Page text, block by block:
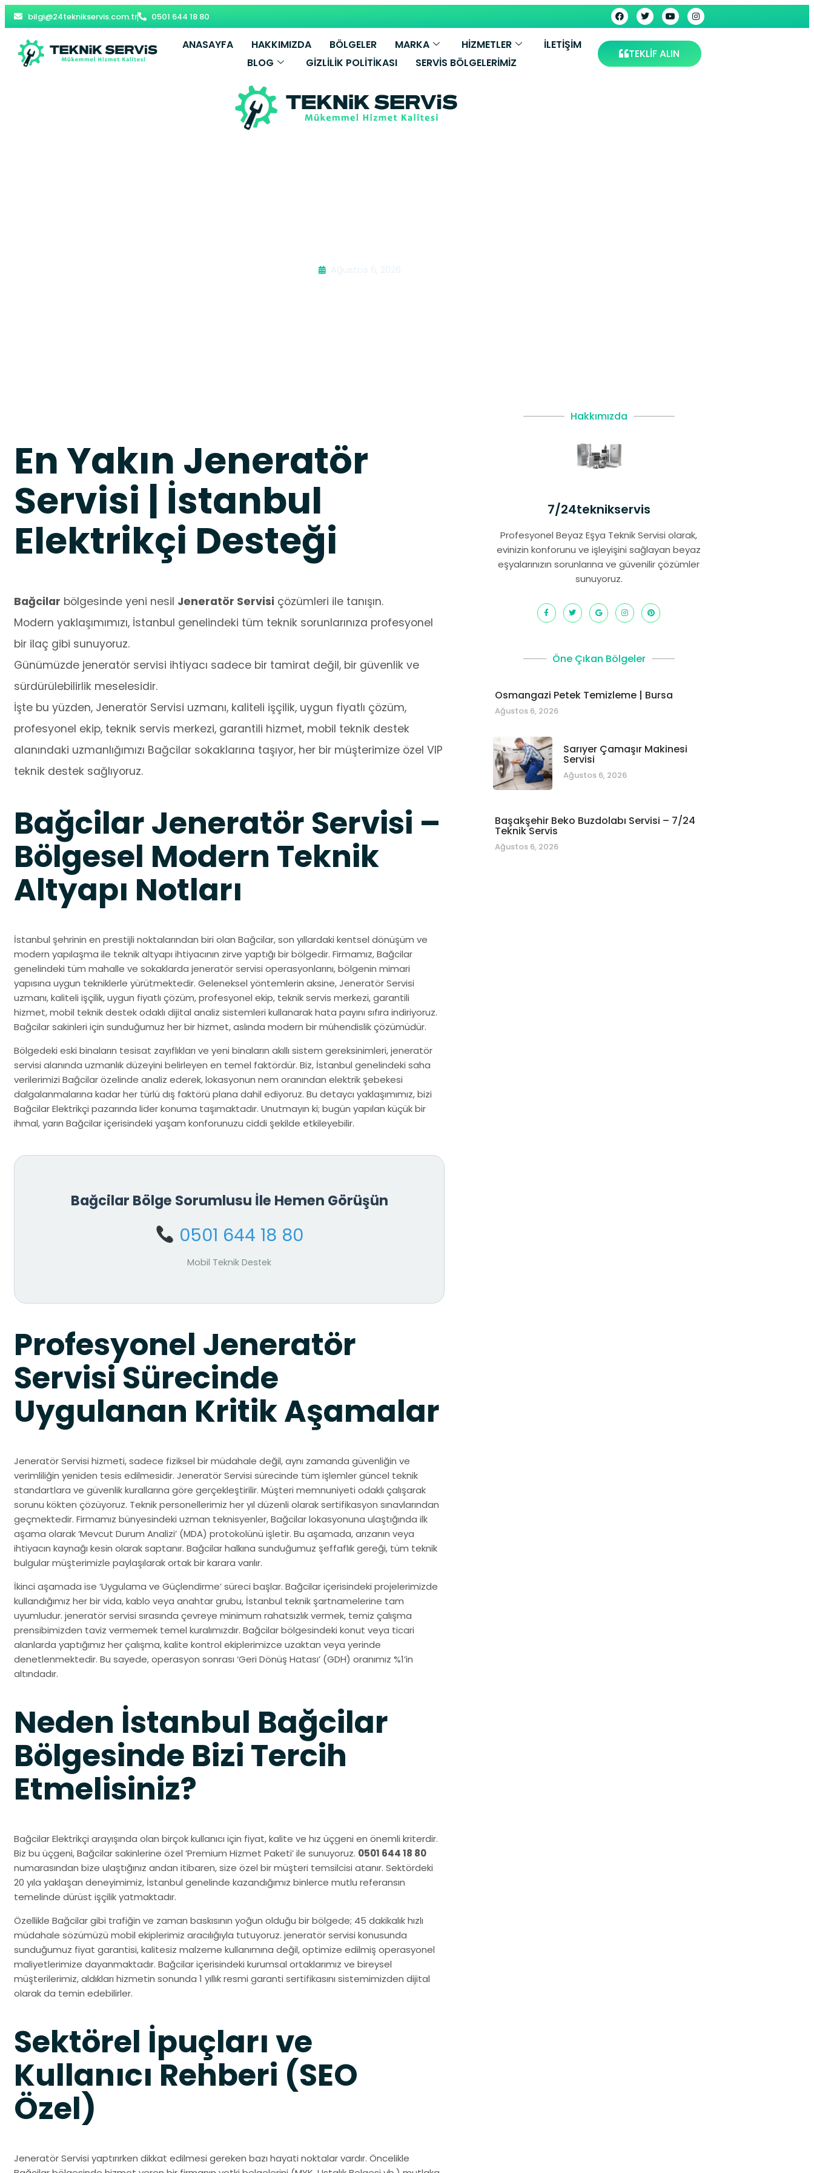
bilgi@24teknikservis.com.tr 0501 644 18 80
ANASAYFA HAKKIMIZDA BÖLGELER MARKA HİZMETLER
İLETIŞIM
BLOG
GIZLILIK POLITIKASI SERVIS BÖLGELERIMIZ
TEKLİF ALIN
Ağustos 6, 2026
En Yakın Jeneratör
Servisi | İstanbul
Elektrikçi Desteği
Bağcilar bölgesinde yeni nesil Jeneratör Servisi çözümleri ile tanışın.
Modern yaklaşımımızı, İstanbul genelindeki tüm teknik sorunlarınıza profesyonel
bir ilaç gibi sunuyoruz.
Günümüzde jeneratör servisi ihtiyacı sadece bir tamirat değil, bir güvenlik ve
sürdürülebilirlik meselesidir.
İşte bu yüzden, Jeneratör Servisi uzmanı, kaliteli işçilik, uygun fiyatlı çözüm,
profesyonel ekip, teknik servis merkezi, garantili hizmet, mobil teknik destek
alanındaki uzmanlığımızı Bağcilar sokaklarına taşıyor, her bir müşterimize özel VIP
teknik destek sağlıyoruz.
Bağcilar Jeneratör Servisi –
Bölgesel Modern Teknik
Altyapı Notları
İstanbul şehrinin en prestijli noktalarından biri olan Bağcilar, son yıllardaki kentsel dönüşüm ve
modern yapılaşma ile teknik altyapı ihtiyacının zirve yaptığı bir bölgedir. Firmamız, Bağcilar
genelindeki tüm mahalle ve sokaklarda jeneratör servisi operasyonlarını, bölgenin mimari
yapısına uygun tekniklerle yürütmektedir. Geleneksel yöntemlerin aksine, Jeneratör Servisi
uzmanı, kaliteli işçilik, uygun fiyatlı çözüm, profesyonel ekip, teknik servis merkezi, garantili
hizmet, mobil teknik destek odaklı dijital analiz sistemleri kullanarak hata payını sıfıra indiriyoruz.
Bağcilar sakinleri için sunduğumuz her bir hizmet, aslında modern bir mühendislik çözümüdür.
Bölgedeki eski binaların tesisat zayıflıkları ve yeni binaların akıllı sistem gereksinimleri, jeneratör
servisi alanında uzmanlık düzeyini belirleyen en temel faktördür. Biz, İstanbul genelindeki saha
verilerimizi Bağcilar özelinde analiz ederek, lokasyonun nem oranından elektrik şebekesi
dalgalanmalarına kadar her türlü dış faktörü plana dahil ediyoruz. Bu detaycı yaklaşımımız, bizi
Bağcilar Elektrikçi pazarında lider konuma taşımaktadır. Unutmayın ki; bugün yapılan küçük bir
ihmal, yarın Bağcilar içerisindeki yaşam konforunuzu ciddi şekilde etkileyebilir.
Bağcilar Bölge Sorumlusu İle Hemen Görüşün
0501 644 18 80
Mobil Teknik Destek
Profesyonel Jeneratör
Servisi Sürecinde
Uygulanan Kritik Aşamalar
Jeneratör Servisi hizmeti, sadece fiziksel bir müdahale değil, aynı zamanda güvenliğin ve
verimliliğin yeniden tesis edilmesidir. Jeneratör Servisi sürecinde tüm işlemler güncel teknik
standartlara ve güvenlik kurallarına göre gerçekleştirilir. Müşteri memnuniyeti odaklı çalışarak
sorunu kökten çözüyoruz. Teknik personellerimiz her yıl düzenli olarak sertifikasyon sınavlarından
geçmektedir. Firmamız bünyesindeki uzman teknisyenler, Bağcilar lokasyonuna ulaştığında ilk
aşama olarak ‘Mevcut Durum Analizi’ (MDA) protokolünü işletir. Bu aşamada, arızanın veya
ihtiyacın kaynağı kesin olarak saptanır. Bağcilar halkına sunduğumuz şeffaflık gereği, tüm teknik
bulgular müşterimizle paylaşılarak ortak bir karara varılır.
İkinci aşamada ise ‘Uygulama ve Güçlendirme’ süreci başlar. Bağcilar içerisindeki projelerimizde
kullandığımız her bir vida, kablo veya anahtar grubu, İstanbul teknik şartnamelerine tam
uyumludur. jeneratör servisi sırasında çevreye minimum rahatsızlık vermek, temiz çalışma
prensibimizden taviz vermemek temel kuralımızdır. Bağcilar bölgesindeki konut veya ticari
alanlarda yaptığımız her çalışma, kalite kontrol ekiplerimizce uzaktan veya yerinde
denetlenmektedir. Bu sayede, operasyon sonrası ‘Geri Dönüş Hatası’ (GDH) oranımız %1’in
altındadır.
Neden İstanbul Bağcilar
Bölgesinde Bizi Tercih
Etmelisiniz?
Bağcilar Elektrikçi arayışında olan birçok kullanıcı için fiyat, kalite ve hız üçgeni en önemli kriterdir.
Biz bu üçgeni, Bağcilar sakinlerine özel ‘Premium Hizmet Paketi’ ile sunuyoruz. 0501 644 18 80
numarasından bize ulaştığınız andan itibaren, size özel bir müşteri temsilcisi atanır. Sektördeki
20 yıla yaklaşan deneyimimiz, İstanbul genelinde kazandığımız binlerce mutlu referansın
temelinde dürüst işçilik yatmaktadır.
Özellikle Bağcilar gibi trafiğin ve zaman baskısının yoğun olduğu bir bölgede; 45 dakikalık hızlı
müdahale sözümüzü mobil ekiplerimiz aracılığıyla tutuyoruz. jeneratör servisi konusunda
sunduğumuz fiyat garantisi, kalitesiz malzeme kullanımına değil, optimize edilmiş operasyonel
maliyetlerimize dayanmaktadır. Bağcilar içerisindeki kurumsal ortaklarımız ve bireysel
müşterilerimiz, aldıkları hizmetin sonunda 1 yıllık resmi garanti sertifikasını sistemimizden dijital
olarak da temin edebilirler.
Sektörel İpuçları ve
Kullanıcı Rehberi (SEO
Özel)
Jeneratör Servisi yaptırırken dikkat edilmesi gereken bazı hayati noktalar vardır. Öncelikle
Hakkımızda
7/24teknikservis
Profesyonel Beyaz Eşya Teknik Servisi olarak,
evinizin konforunu ve işleyişini sağlayan beyaz
eşyalarınızın sorunlarına ve güvenilir çözümler
sunuyoruz.
Öne Çıkan Bölgeler
Osmangazi Petek Temizleme | Bursa
Ağustos 6, 2026
Sarıyer Çamaşır Makinesi
Servisi
Ağustos 6, 2026
Başakşehir Beko Buzdolabı Servisi – 7/24
Teknik Servis
Ağustos 6, 2026